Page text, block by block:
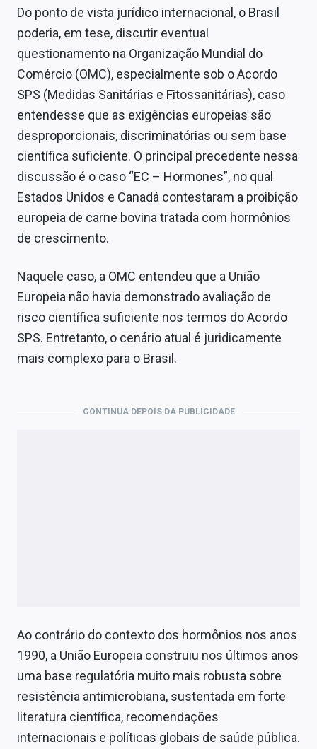
Do ponto de vista jurídico internacional, o Brasil
poderia, em tese, discutir eventual
questionamento na Organização Mundial do
Comércio (OMC), especialmente sob o Acordo
SPS (Medidas Sanitárias e Fitossanitárias), caso
entendesse que as exigências europeias são
desproporcionais, discriminatórias ou sem base
científica suficiente. O principal precedente nessa
discussão é o caso “EC – Hormones”, no qual
Estados Unidos e Canadá contestaram a proibição
europeia de carne bovina tratada com hormônios
de crescimento.
Naquele caso, a OMC entendeu que a União
Europeia não havia demonstrado avaliação de
risco científica suficiente nos termos do Acordo
SPS. Entretanto, o cenário atual é juridicamente
mais complexo para o Brasil.
CONTINUA DEPOIS DA PUBLICIDADE
Ao contrário do contexto dos hormônios nos anos
1990, a União Europeia construiu nos últimos anos
uma base regulatória muito mais robusta sobre
resistência antimicrobiana, sustentada em forte
literatura científica, recomendações
internacionais e políticas globais de saúde pública.